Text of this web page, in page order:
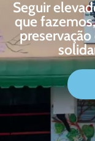
Seguir
que